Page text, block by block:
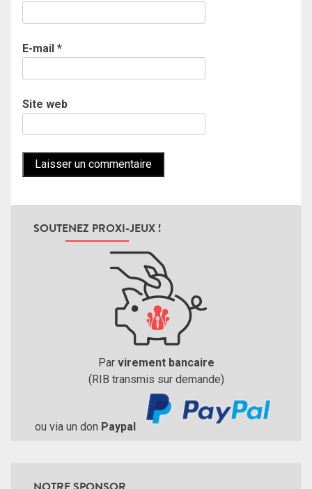
E-mail *
Site web
SOUTENEZ PROXI-JEUX !
Par virement bancaire
(RIB transmis sur demande)
ou via un don Paypal